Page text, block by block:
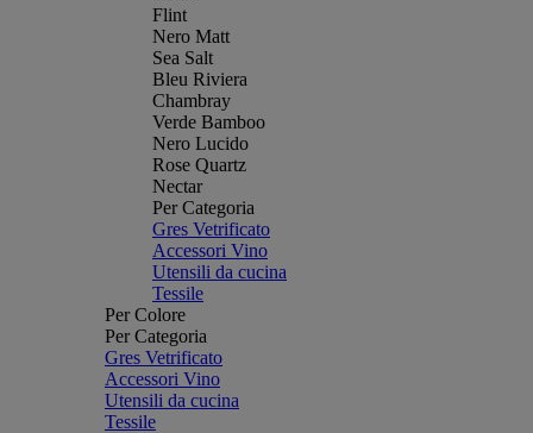
Flint
Nero Matt
Sea Salt
Bleu Riviera
Chambray
Verde Bamboo
Nero Lucido
Rose Quartz
Nectar
Per Categoria
Gres Vetrificato
Accessori Vino
Utensili da cucina
Tessile
Per Colore
Per Categoria
Gres Vetrificato
Accessori Vino
Utensili da cucina
Tessile